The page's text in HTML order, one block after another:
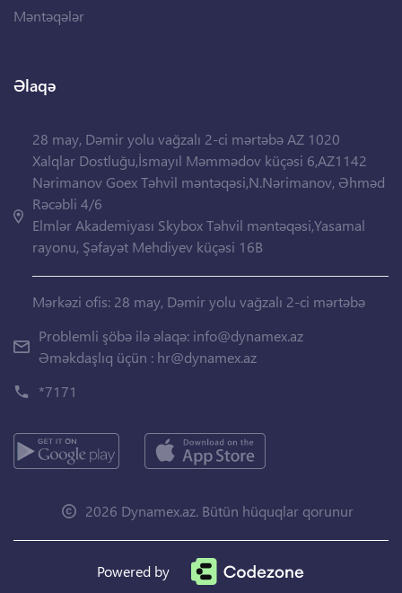
Məntəqələr
Əlaqə
28 may, Dəmir yolu vağzalı 2-ci mərtəbə AZ 1020
Xalqlar Dostluğu,İsmayıl Məmmədov küçəsi 6,AZ1142
Nərimanov Goex Təhvil məntəqəsi,N.Nərimanov, Əhməd
Rəcəbli 4/6
Elmlər Akademiyası Skybox Təhvil məntəqəsi,Yasamal
rayonu, Şəfayət Mehdiyev küçəsi 16B
Mərkəzi ofis: 28 may, Dəmir yolu vağzalı 2-ci mərtəbə
Problemli şöbə ilə əlaqə: info@dynamex.az
Əməkdaşlıq üçün : hr@dynamex.az
*7171
2026 Dynamex.az. Bütün hüquqlar qorunur
Powered by